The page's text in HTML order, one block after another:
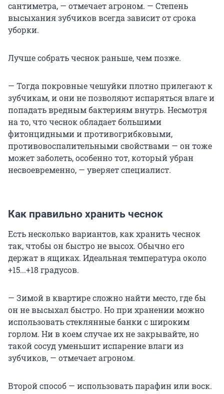
сантиметра, — отмечает агроном. — Степень
высыхания зубчиков всегда зависит от срока
уборки.
Лучше собрать чеснок раньше, чем позже.
— Тогда покровные чешуйки плотно прилегают к
зубчикам, и они не позволяют испаряться влаге и
попадать вредным бактериям внутрь. Несмотря
на то, что чеснок обладает большими
фитонцидными и противогрибковыми,
противовоспалительными свойствами — он тоже
может заболеть, особенно тот, который убран
несвоевременно, — уверяет специалист.
Как правильно хранить чеснок
Есть несколько вариантов, как хранить чеснок
так, чтобы он быстро не высох. Обычно его
держат в ящиках. Идеальная температура около
+15...+18 градусов.
— Зимой в квартире сложно найти место, где бы
он не высыхал быстро. Но при хранении можно
использовать стеклянные банки с широким
горлом. Ни в коем случае их не закрывайте, но
такой сосуд уменьшит испарение влаги из
зубчиков, — отмечает агроном.
Второй способ — использовать парафин или воск.